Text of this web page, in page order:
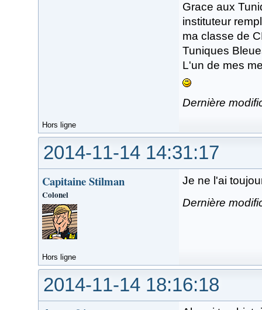
Grace aux
instituteur
ma classe de
Tuniques
L'un de mes
Dernière
Hors ligne
2014-11-14 14:31:17
Capitaine Stilman
Colonel
Je ne l'ai
Dernière
Hors ligne
2014-11-14 18:16:18